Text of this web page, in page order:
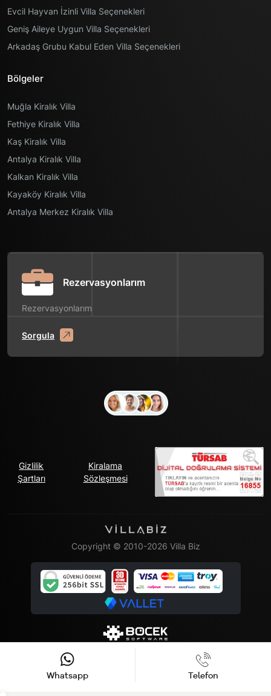
Evcil Hayvan İzinli Villa Seçenekleri
Geniş Aileye Uygun Villa Seçenekleri
Arkadaş Grubu Kabul Eden Villa Seçenekleri
Bölgeler
Muğla Kiralık Villa
Fethiye Kiralık Villa
Kaş Kiralık Villa
Antalya Kiralık Villa
Kalkan Kiralık Villa
Kayaköy Kiralık Villa
Antalya Merkez Kiralık Villa
Rezervasyonlarım
Rezervasyonlarım
Sorgula
Gizlilik
Şartları
Kiralama
Sözleşmesi
Copyright © 2010-2026 Villa Biz
Whatsapp Telefon